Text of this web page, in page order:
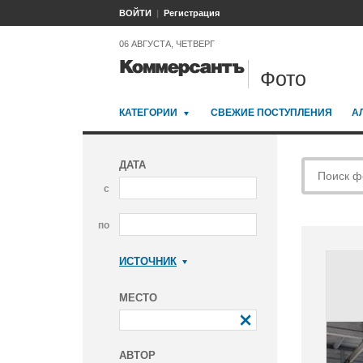
ВОЙТИ Регистрация
06 АВГУСТА, ЧЕТВЕРГ
Фото
КАТЕГОРИИ СВЕЖИЕ ПОСТУПЛЕНИЯ
ДАТА
с
по
ИСТОЧНИК
МЕСТО
АВТОР